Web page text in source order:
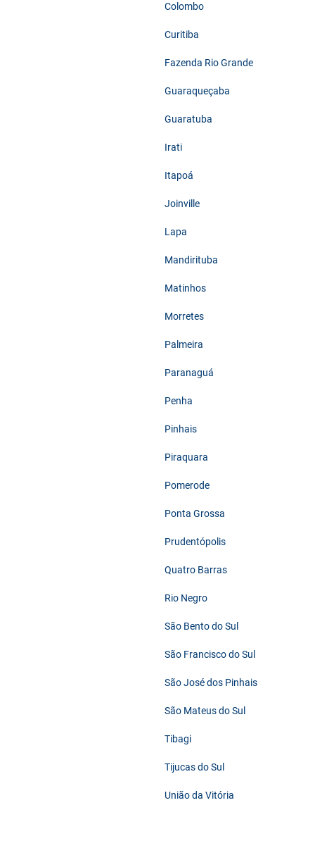
Colombo
Curitiba
Fazenda Rio Grande
Guaraqueçaba
Guaratuba
Irati
Itapoá
Joinville
Lapa
Mandirituba
Matinhos
Morretes
Palmeira
Paranaguá
Penha
Pinhais
Piraquara
Pomerode
Ponta Grossa
Prudentópolis
Quatro Barras
Rio Negro
São Bento do Sul
São Francisco do Sul
São José dos Pinhais
São Mateus do Sul
Tibagi
Tijucas do Sul
União da Vitória